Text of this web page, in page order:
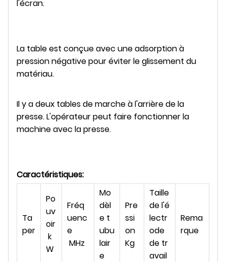
l'écran.
La table est conçue avec une adsorption à
pression négative pour éviter le glissement du
matériau.
Il y a deux tables de marche à l'arrière de la
presse. L'opérateur peut faire fonctionner la
machine avec la presse.
Caractéristiques:
Ta
per
Po
uv
oir
k
W
Fréq
uenc
e
MHz
Mo
dèl
e t
ubu
lair
e
Pre
ssi
on
Kg
Taille
de l'é
lectr
ode
de tr
avail
Rema
rque